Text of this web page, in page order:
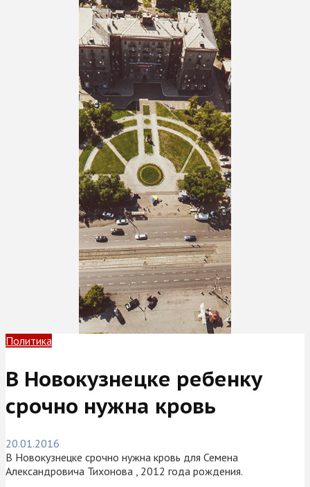
Политика
В Новокузнецке ребенку
срочно нужна кровь
20.01.2016
В Новокузнецке срочно нужна кровь для Семена
Александровича Тихонова , 2012 года рождения.